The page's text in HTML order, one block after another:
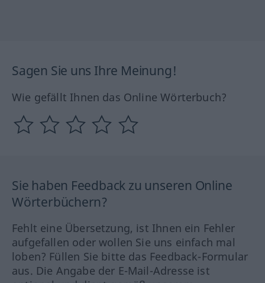
Sagen Sie uns Ihre Meinung!
Wie gefällt Ihnen das Online Wörterbuch?
Sie haben Feedback zu unseren Online
Wörterbüchern?
Fehlt eine Übersetzung, ist Ihnen ein Fehler
aufgefallen oder wollen Sie uns einfach mal
loben? Füllen Sie bitte das Feedback-Formular
aus. Die Angabe der E-Mail-Adresse ist